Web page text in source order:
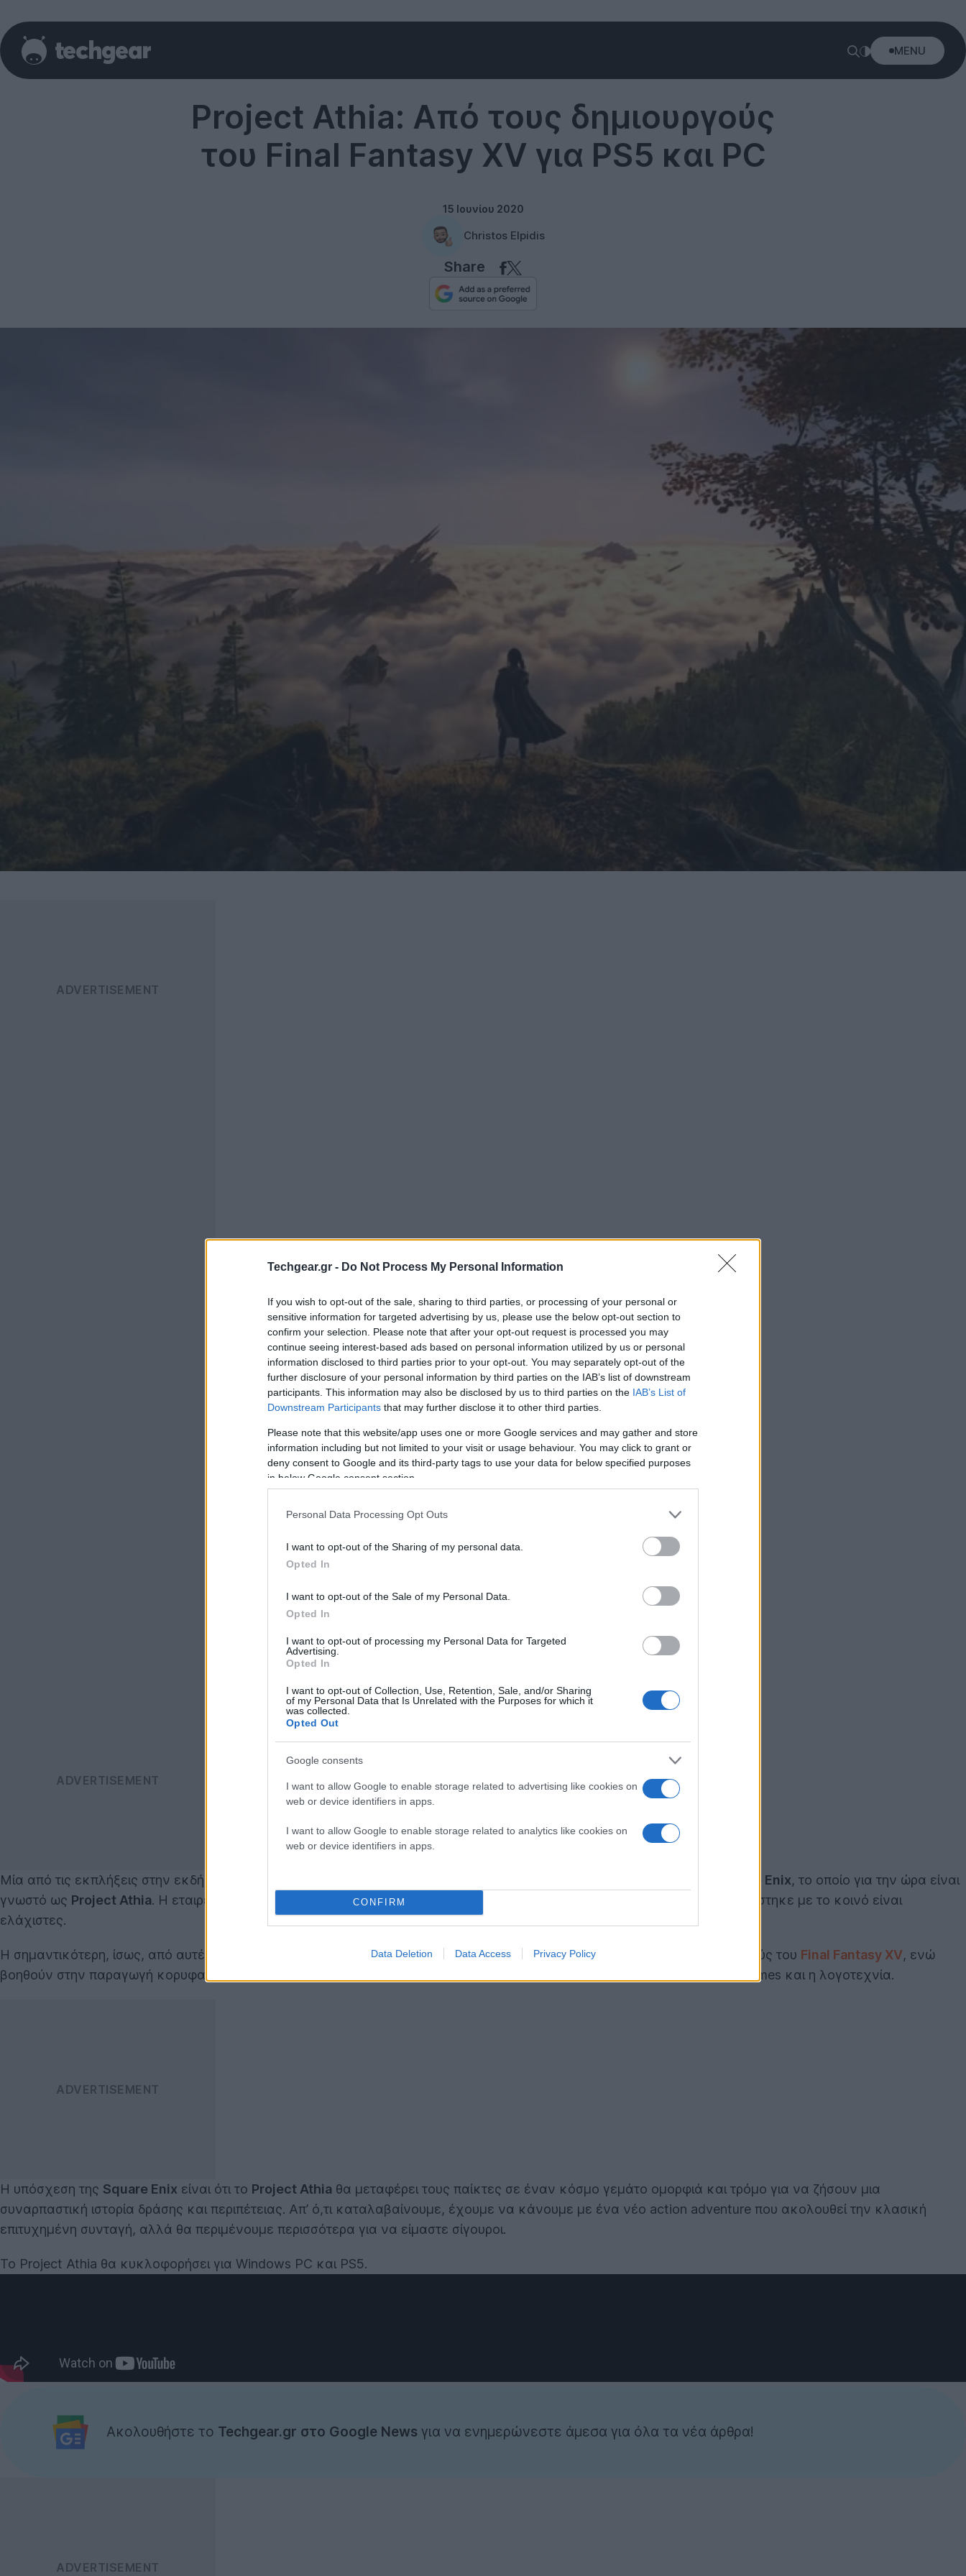
Techgear.gr - Do Not Process My Personal Information
If you wish to opt-out of the sale, sharing to third parties, or processing of your personal or
sensitive information for targeted advertising by us, please use the below opt-out section to
confirm your selection. Please note that after your opt-out request is processed you may
continue seeing interest-based ads based on personal information utilized by us or personal
information disclosed to third parties prior to your opt-out. You may separately opt-out of the
further disclosure of your personal information by third parties on the IAB’s list of downstream
participants. This information may also be disclosed by us to third parties on the IAB’s List of
Downstream Participants that may further disclose it to other third parties.
Please note that this website/app uses one or more Google services and may gather and store
information including but not limited to your visit or usage behaviour. You may click to grant or
deny consent to Google and its third-party tags to use your data for below specified purposes
in below Google consent section.
Personal Data Processing Opt Outs
I want to opt-out of the Sharing of my personal data.
Opted In
I want to opt-out of the Sale of my Personal Data.
Opted In
I want to opt-out of processing my Personal Data for Targeted
Advertising.
Opted In
I want to opt-out of Collection, Use, Retention, Sale, and/or Sharing
of my Personal Data that Is Unrelated with the Purposes for which it
was collected.
Opted Out
Google consents
I want to allow Google to enable storage related to advertising like cookies on
web or device identifiers in apps.
I want to allow Google to enable storage related to analytics like cookies on
web or device identifiers in apps.
CONFIRM
Data Deletion Data Access Privacy Policy
MENU
Project Athia: Από τους δημιουργούς
του Final Fantasy XV για PS5 και PC
15 Ιουνίου 2020
Christos Elpidis
Share
Μία από τις εκπλήξεις στην εκδήλωση της Sony για το Square Enix, το οποίο για την ώρα είναι
γνωστό ως Project Athia. Η εταιρεία έδειξε ένα μικρό teaser από τον κόσμο που ετοιμάζει, αλλά οι πληροφορίες που μοιράστηκε με το κοινό είναι
ελάχιστες.
Η σημαντικότερη, ίσως, από αυτές είναι το γεγονός πως η ανάπτυξη γίνεται από τη Luminous Productions , τους δημιουργούς του Final Fantasy XV, ενώ
βοηθούν στην παραγωγή κορυφαίοι σεναριογράφοι από διάφορους τομείς της διασκέδασης όπως η τηλεόραση, τα video games και η λογοτεχνία.
Η υπόσχεση της Square Enix είναι ότι το Project Athia θα μεταφέρει τους παίκτες σε έναν κόσμο γεμάτο ομορφιά και τρόμο για να ζήσουν μια
συναρπαστική ιστορία δράσης και περιπέτειας. Απ’ ό,τι καταλαβαίνουμε, έχουμε να κάνουμε με ένα νέο action adventure που ακολουθεί την κλασική
επιτυχημένη συνταγή, αλλά θα περιμένουμε περισσότερα για να είμαστε σίγουροι.
Το Project Athia θα κυκλοφορήσει για Windows PC και PS5.
Ακολουθήστε το Techgear.gr στο Google News για να ενημερώνεστε άμεσα για όλα τα νέα άρθρα!